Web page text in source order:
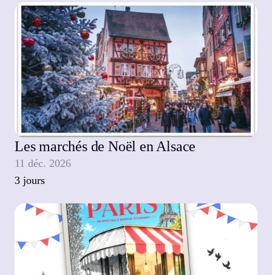
Les marchés de Noël en Alsace
11 déc. 2026
3 jours